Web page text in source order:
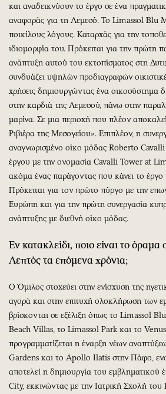
και αναδεικνύουν το έργο σε ένα
αναφοράς για τη Λεμεσό. Το Limassol Blu
ποικίλους λόγους. Καταρχάς για την
ιδιομορφία του. Πρόκειται για την πρώτη
ανάπτυξη αυτού του εκτοπίσματος στη
συνδυάζει υψηλών προδιαγραφών
χρήσεις δημιουργώντας ένα οικοσύστημα
στην καρδιά της Λεμεσού, πάνω στην
μαρίνα. Σε μια περιοχή που πλέον
Ριβιέρα της Μεσογείου». Επιπλέον, η
αναγνωρισμένο οίκο μόδας Roberto
έργου με την ονομασία Cavalli Tower at
ακόμα ένας παράγοντας που κάνει το έργο
Πρόκειται για τον πρώτο πύργο με την
Ευρώπη και για την πρώτη συνεργασία
ανάπτυξης με διεθνή οίκο μόδας.
Εν κατακλείδι, ποιο είναι το όραμα
Λεπτός τα επόμενα χρόνια;
Ο Όμιλος στοχεύει στην ενίσχυση της
αγορά και στην επιτυχή ολοκλήρωση των
βρίσκονται σε εξέλιξη όπως το Limassol
Beach Villas, το Limassol Park και το
προγραμματίζεται η έναρξη νέων
Gardens και το Apollo Ilatis στην Πάφο,
αποτελεί η δημιουργία του εμβληματικού
City, εκκινώντας με την Ιατρική Σχολή του